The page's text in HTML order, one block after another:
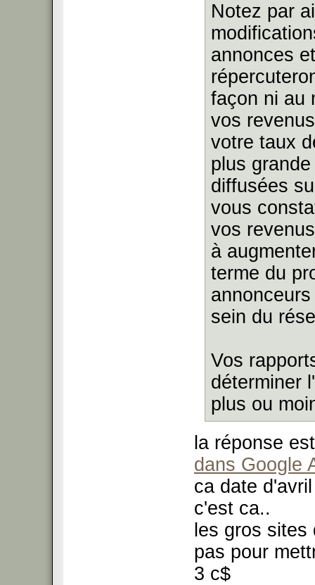
Notez par
annonces
façon ni au
vos
votre taux
plus
diffusées
vous
vos
à
terme du
sein du
Vos
déterminer
plus ou
la réponse
dans Google
ca date
c'est ca..
les gros
pas pour
3 c$